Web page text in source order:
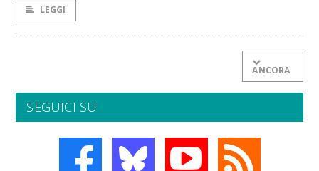
LEGGI
ANCORA
SEGUICI SU